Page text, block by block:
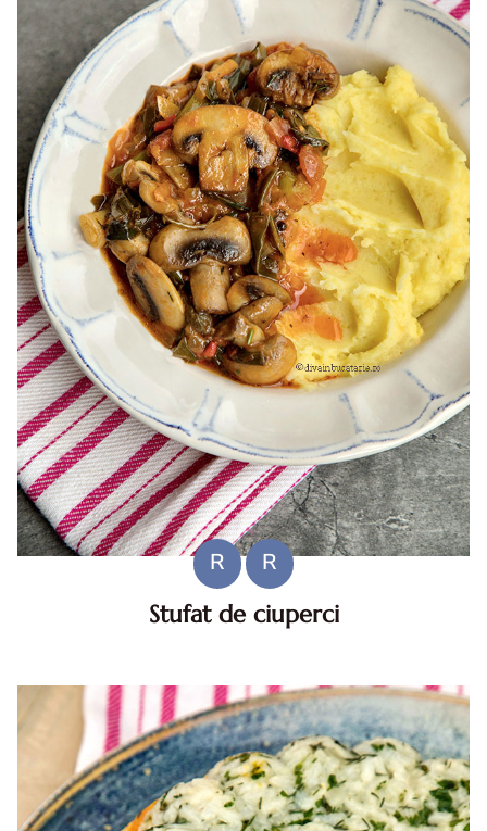
R
R
Stufat de ciuperci
de post. reteta post stufat ciuperci